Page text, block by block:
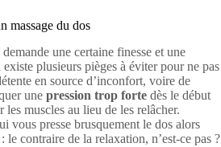
massage du dos
une certaine finesse et une
plusieurs pièges à éviter pour ne pas
en source d’inconfort, voire de
une pression trop forte dès le début
les muscles au lieu de les relâcher.
vous presse brusquement le dos alors
le contraire de la relaxation, n’est-ce pas ?